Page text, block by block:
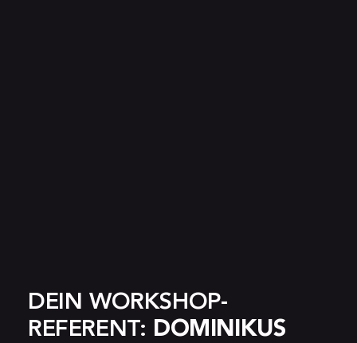
DEIN WORKSHOP-
REFERENT: DOMINIKUS